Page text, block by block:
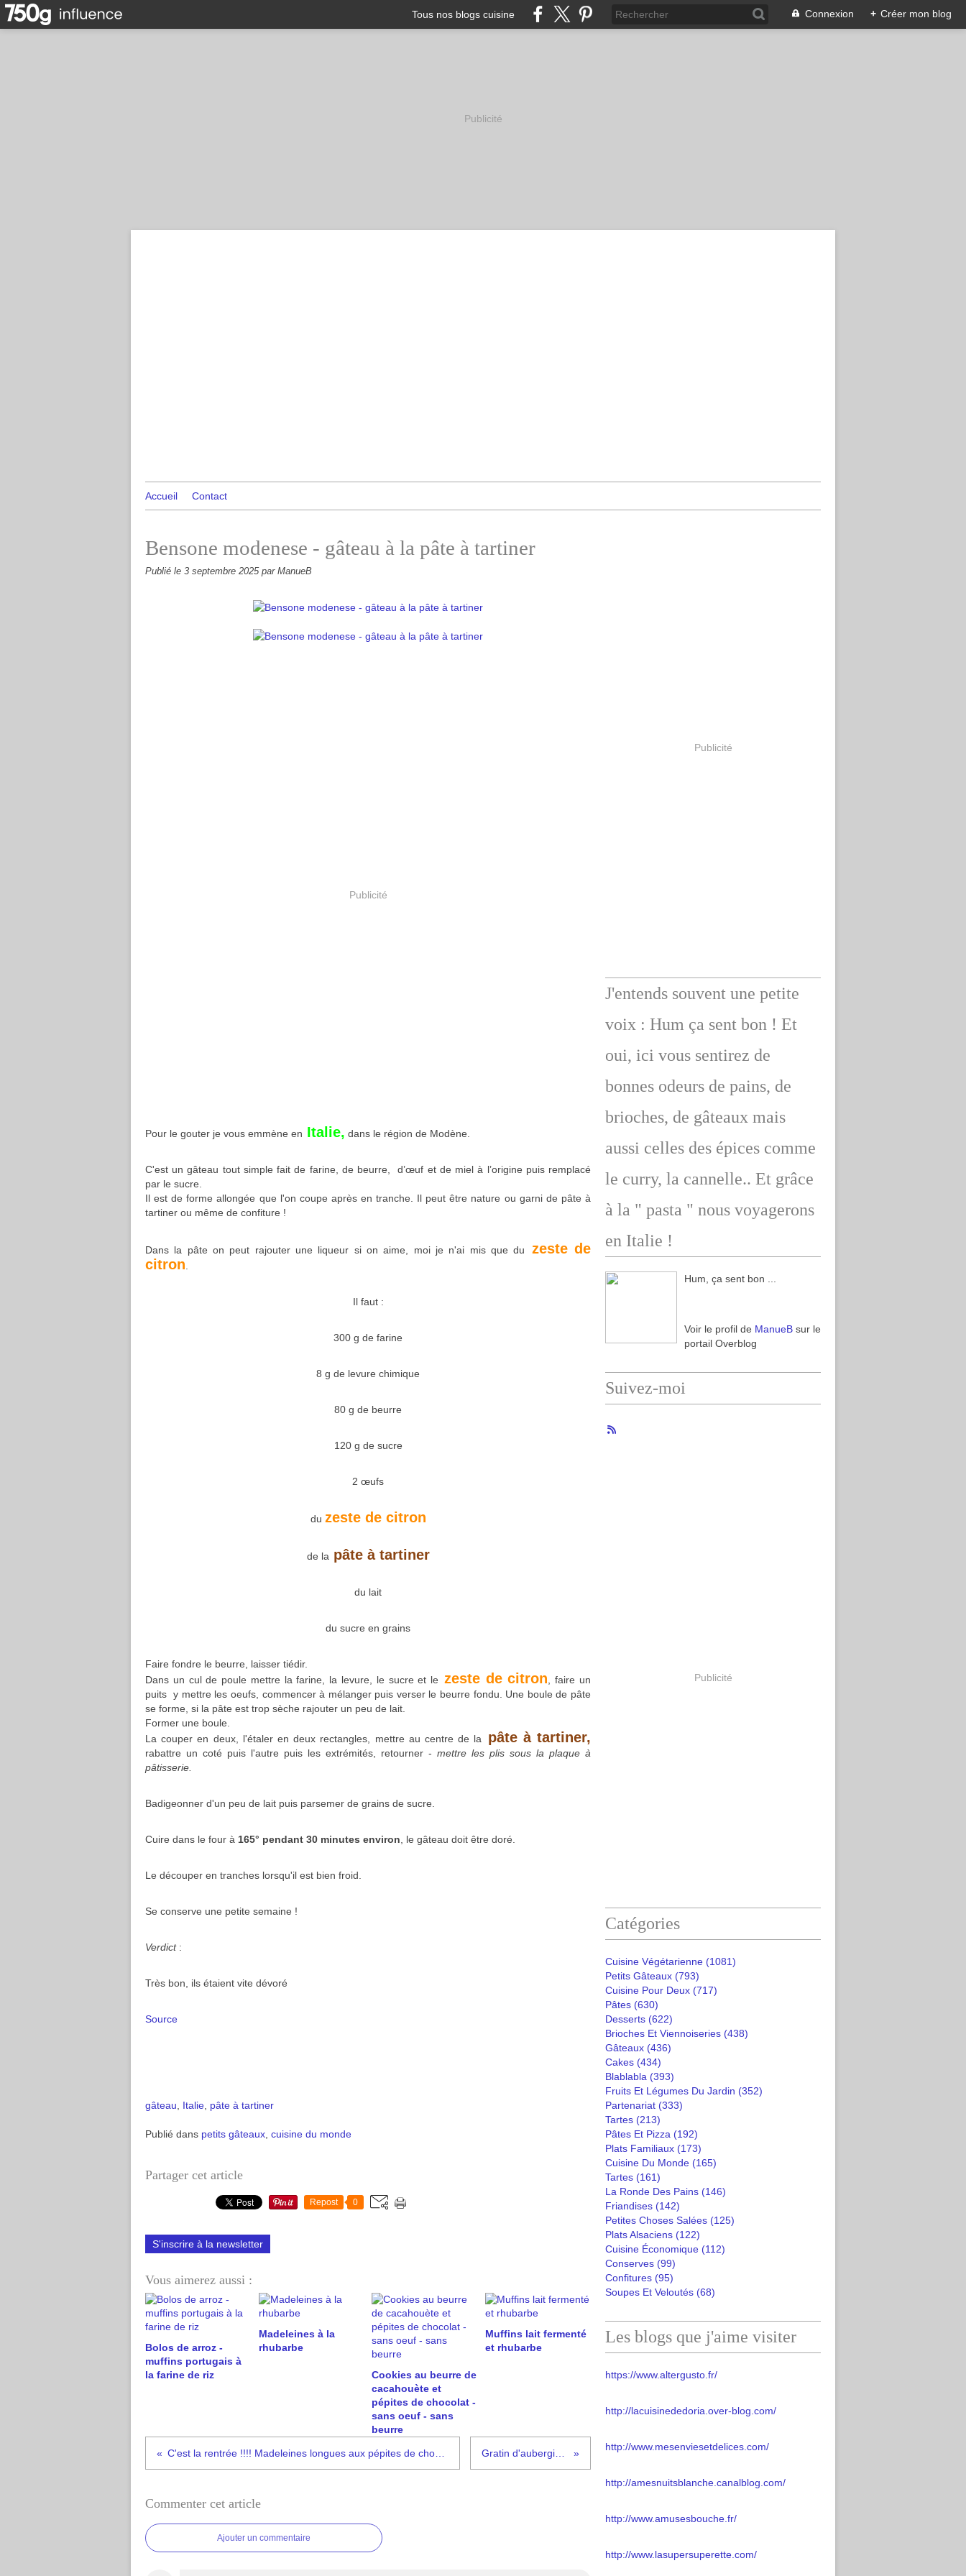
Tous nos blogs cuisine Connexion + Créer mon blog
Publicité
Accueil Contact
Bensone modenese - gâteau à la pâte à tartiner
Publié le 3 septembre 2025 par ManueB
Publicité
Pour le gouter je vous emmène en Italie, dans le région de Modène.
C'est un gâteau tout simple fait de farine, de beurre, d’œuf et de miel à l’origine puis remplacé
par le sucre.
Il est de forme allongée que l'on coupe après en tranche. Il peut être nature ou garni de pâte à
tartiner ou même de confiture !
Dans la pâte on peut rajouter une liqueur si on aime, moi je n'ai mis que du
zeste de
citron
Il faut :
300 g de farine
8 g de levure chimique
80 g de beurre
120 g de sucre
2 œufs
du zeste de citron
de la pâte à tartiner
du lait
du sucre en grains
Faire fondre le beurre, laisser tiédir.
Dans un cul de poule mettre la farine, la levure, le sucre et le zeste de citron , faire un
puits y mettre les oeufs, commencer à mélanger puis verser le beurre fondu. Une boule de pâte
se forme, si la pâte est trop sèche rajouter un peu de lait.
Former une boule.
La couper en deux, l'étaler en deux rectangles, mettre au centre de la
pâte à tartiner,
rabattre un coté puis l'autre puis les extrémités, retourner - mettre les plis sous la plaque à
pâtisserie.
Badigeonner d'un peu de lait puis parsemer de grains de sucre.
Cuire dans le four à 165° pendant 30 minutes environ , le gâteau doit être doré.
Le découper en tranches lorsqu'il est bien froid.
Se conserve une petite semaine !
Verdict :
Très bon, ils étaient vite dévoré
Source
gâteau Italie pâte à tartiner
Publié dans petits gâteaux cuisine du monde
Partager cet article
Repost 0
S'inscrire à la newsletter
Vous aimerez aussi :
Bolos de arroz -
muffins portugais à
la farine de riz
Madeleines à la
rhubarbe
Cookies au beurre de
cacahouète et
pépites de chocolat -
sans oeuf - sans
beurre
Muffins lait fermenté
et rhubarbe
Gratin d'aubergines
Commenter cet article
Ajouter un commentaire
Publicité
J'entends souvent une petite
voix : Hum ça sent bon ! Et
oui, ici vous sentirez de
bonnes odeurs de pains, de
brioches, de gâteaux mais
aussi celles des épices comme
le curry, la cannelle.. Et grâce
à la " pasta " nous voyagerons
en Italie !
Hum, ça sent bon ...
Voir le profil de ManueB sur le
portail Overblog
Suivez-moi
Publicité
Catégories
Cuisine Végétarienne (1081)
Petits Gâteaux (793)
Cuisine Pour Deux (717)
Pâtes (630)
Desserts (622)
Brioches Et Viennoiseries (438)
Gâteaux (436)
Cakes (434)
Blablabla (393)
Fruits Et Légumes Du Jardin (352)
Partenariat (333)
Tartes (213)
Pâtes Et Pizza (192)
Plats Familiaux (173)
Cuisine Du Monde (165)
Tartes (161)
La Ronde Des Pains (146)
Friandises (142)
Petites Choses Salées (125)
Plats Alsaciens (122)
Cuisine Économique (112)
Conserves (99)
Confitures (95)
Soupes Et Veloutés (68)
Les blogs que j'aime visiter
https://www.altergusto.fr/
http://lacuisinededoria.over-blog.com/
http://www.mesenviesetdelices.com/
http://amesnuitsblanche.canalblog.com/
http://www.amusesbouche.fr/
http://www.lasupersuperette.com/